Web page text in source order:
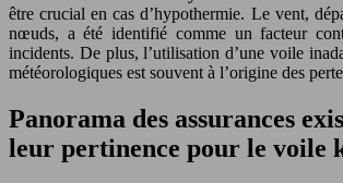
être crucial en cas d’hypothermie. Le vent,
nœuds, a été identifié comme un facteur
incidents. De plus, l’utilisation d’une voile
météorologiques est souvent à l’origine des
Panorama des assurances
leur pertinence pour le voile